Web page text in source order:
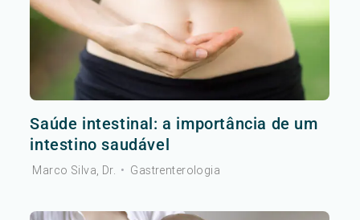
Saúde intestinal: a importância de um
intestino saudável
Marco Silva, Dr. • Gastrenterologia